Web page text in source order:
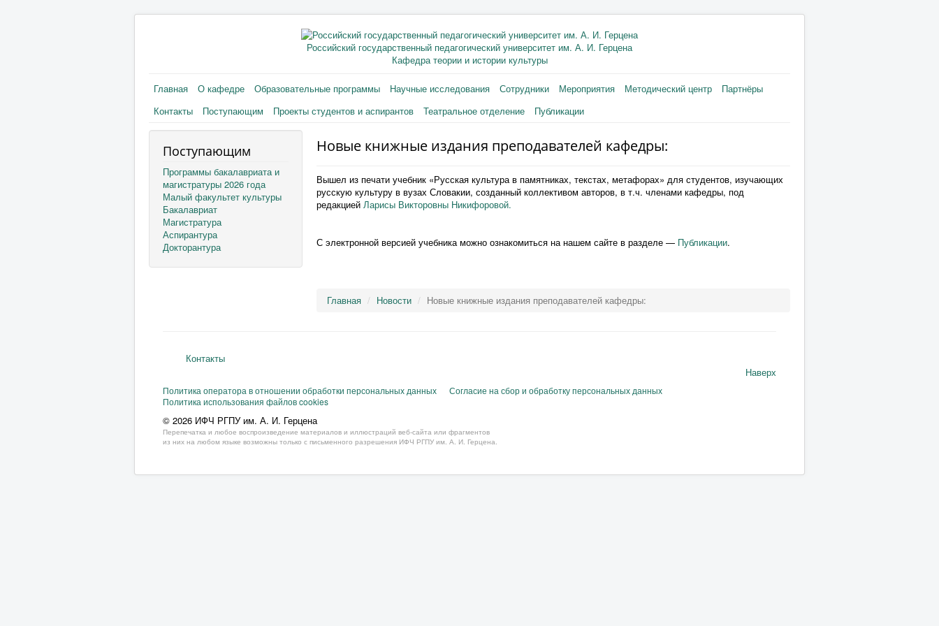
Российский государственный педагогический университет им. А. И. Герцена
Кафедра теории и истории культуры
Главная О кафедре Образовательные программы Научные исследования Сотрудники Мероприятия Методический центр
Партнёры
Контакты
Поступающим Проекты студентов и аспирантов Театральное отделение Публикации
Поступающим
Программы бакалавриата и
магистратуры 2026 года
Малый факультет культуры
Бакалавриат
Магистратура
Аспирантура
Докторантура
Новые книжные издания преподавателей кафедры:
Вышел из печати учебник «Русская культура в памятниках, текстах, метафорах» для студентов, изучающих
русскую культуру в вузах Словакии, созданный коллективом авторов, в т.ч. членами кафедры, под
редакцией Ларисы Викторовны Никифоровой.
С электронной версией учебника можно ознакомиться на нашем сайте в разделе — Публикации.
Главная Новости Новые книжные издания преподавателей кафедры:
Контакты
Наверх
Политика оператора в отношении обработки персональных данных
Согласие на сбор и обработку персональных данных
Политика использования файлов cookies
© 2026 ИФЧ РГПУ им. А. И. Герцена
Перепечатка и любое воспроизведение материалов и иллюстраций веб-сайта или фрагментов
из них на любом языке возможны только с письменного разрешения ИФЧ РГПУ им. А. И. Герцена.